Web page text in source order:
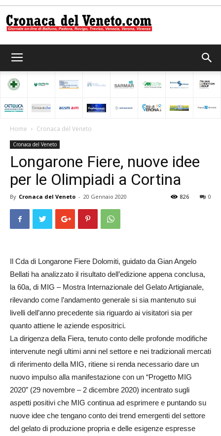
del
Home Cronaca del Veneto
Cronaca del Veneto
Longarone Fiere, nuove idee
per le Olimpiadi a Cortina
By Cronaca del Veneto - 20 Gennaio 2020 0
826
Il Cda di Longarone Fiere Dolomiti, guidato da Gian Angelo
Bellati ha analizzato il risultato dell’edizione appena conclusa,
la 60a, di MIG – Mostra Internazionale del Gelato Artigianale,
rilevando come l’andamento generale si sia mantenuto sui
livelli dell’anno precedente sia riguardo ai visitatori sia per
quanto attiene le aziende espositrici.
La dirigenza della Fiera, tenuto conto delle profonde modifiche
intervenute negli ultimi anni nel settore e nei tradizionali mercati
di riferimento della MIG, ritiene si renda necessario dare un
nuovo impulso alla manifestazione con un “Progetto MIG
2020” (29 novembre – 2 dicembre 2020) incentrato sugli
aspetti positivi che MIG continua ad esprimere e puntando su
nuove idee che tengano conto dei trend emergenti del settore
del gelato di produzione propria e delle esigenze espresse